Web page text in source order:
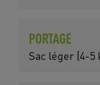
PORTAGE
Sac léger (4-5